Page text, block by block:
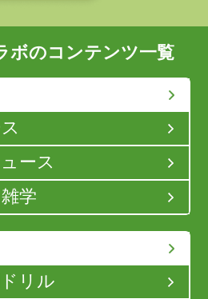
ボのコンテンツ一覧
ース
学
リル